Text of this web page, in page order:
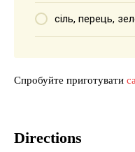
сіль, перець,
Спробуйте приготувати
Directions